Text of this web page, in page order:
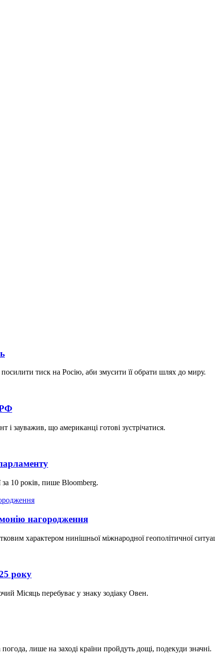
тиск на Росію, аби змусити її обрати шлях до миру.
РФ
і зауважив, що американці готові зустрічатися.
10 років, пише Bloomberg.
нагородження
характером нинішньої міжнародної геополітичної
року
Місяць перебуває у знаку зодіаку Овен.
погода, лише на заході країни пройдуть дощі, подекуди значні.